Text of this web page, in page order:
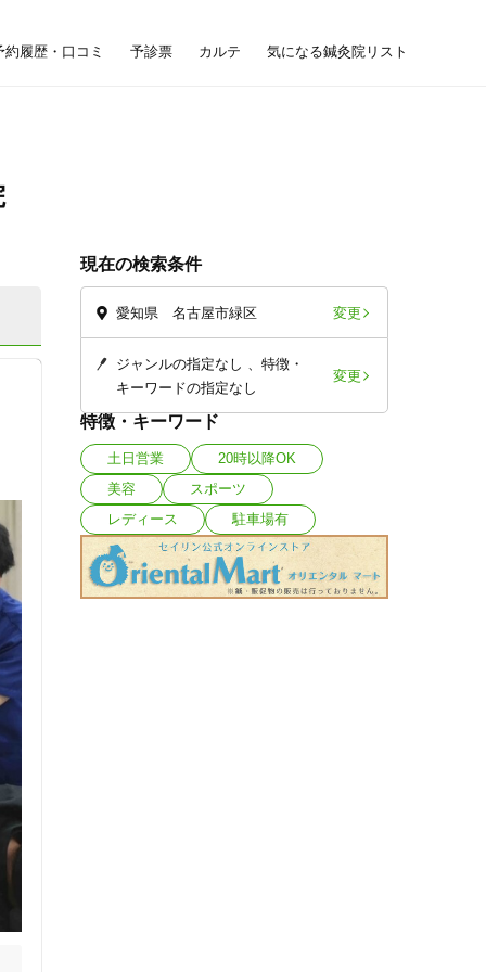
約履歴・口コミ 予診票 カルテ 気になる鍼灸院リスト
現在の検索条件
愛知県 名古屋市緑区 変更
ジャンルの指定なし
特徴・
キーワードの指定なし
変更
特徴・キーワード
土日営業
20時以降OK
美容
スポーツ
レディース
駐車場有